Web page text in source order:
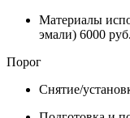
Материалы
эмали) 6000 руб.
Порог
Снятие/